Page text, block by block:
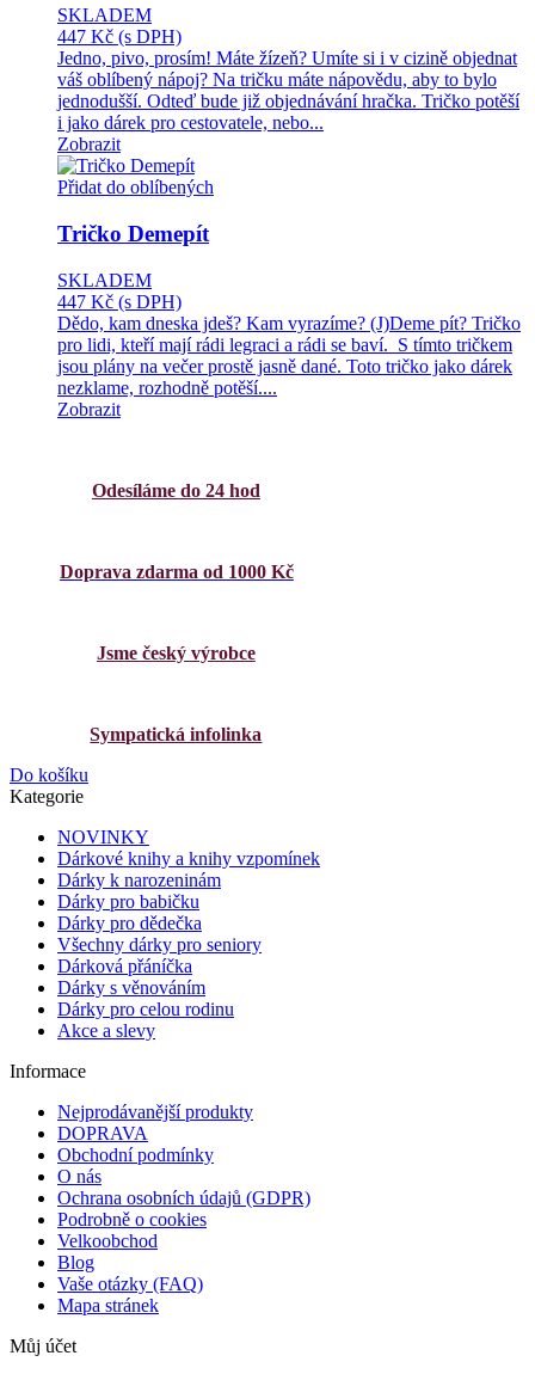
SKLADEM
447 Kč (s DPH)
Jedno, pivo, prosím! Máte žízeň? Umíte si i v cizině objednat
váš oblíbený nápoj? Na tričku máte nápovědu, aby to bylo
jednodušší. Odteď bude již objednávání hračka. Tričko potěší
i jako dárek pro cestovatele, nebo...
Zobrazit
Přidat do oblíbených
Tričko Demepít
SKLADEM
447 Kč (s DPH)
Dědo, kam dneska jdeš? Kam vyrazíme? (J)Deme pít? Tričko
pro lidi, kteří mají rádi legraci a rádi se baví. S tímto tričkem
jsou plány na večer prostě jasně dané. Toto tričko jako dárek
nezklame, rozhodně potěší....
Zobrazit
Odesíláme do 24 hod
Doprava zdarma od 1000 Kč
Jsme český výrobce
Sympatická infolinka
Do košíku
Kategorie
NOVINKY
Dárkové knihy a knihy vzpomínek
Dárky k narozeninám
Dárky pro babičku
Dárky pro dědečka
Všechny dárky pro seniory
Dárková přáníčka
Dárky s věnováním
Dárky pro celou rodinu
Akce a slevy
Informace
Nejprodávanější produkty
DOPRAVA
Obchodní podmínky
O nás
Ochrana osobních údajů (GDPR)
Podrobně o cookies
Velkoobchod
Blog
Vaše otázky (FAQ)
Mapa stránek
Můj účet